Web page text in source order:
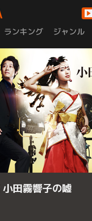
ランキング ジャンル
田霧響子の嘘